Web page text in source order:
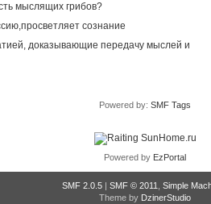
мыслящих грибов?
сознание
доказывающие передачу мыслей и
Powered by: SMF Tags
Powered by EzPortal
SMF 2.0.5| SMF © 2011
Simple
Theme by DzinerStudio